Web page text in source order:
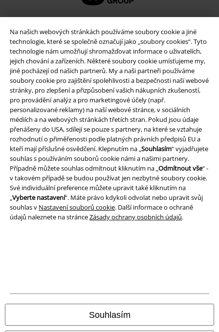
Na našich webových stránkách používáme soubory cookie a jiné
technologie, které se společně označují jako „soubory cookies“. Tyto
technologie nám umožňují shromažďovat informace o uživatelích,
jejich chování a zařízeních. Některé soubory cookie umísťujeme my,
jiné pocházejí od našich partnerů. My a naši partneři používáme
soubory cookie pro zajištění spolehlivosti a bezpečnosti naší webové
stránky, pro zlepšení a přizpůsobení vašich nákupních zkušeností,
pro provádění analýz a pro marketingové účely (např.
personalizované reklamy) na naší webové stránce, v sociálních
médiích a na webových stránkách třetích stran. Pokud jsou údaje
přenášeny do USA, sdílejí se pouze s partnery, na které se vztahuje
rozhodnutí o přiměřenosti podle platných právních předpisů EU a
kteří mají příslušné osvědčení. Klepnutím na „Souhlasím“ vyjadřujete
souhlas s používáním souborů cookie námi a našimi partnery.
Případně můžete souhlas odmítnout kliknutím na „Odmítnout vše“ -
v takovém případě se budou používat jen nezbytné soubory cookie.
Své individuální preference můžete upravit také kliknutím na
„Vyberte nastavení“. Máte právo kdykoli odvolat nebo upravit svůj
souhlas v Nastavení souborů cookie. Další informace o ochraně
údajů naleznete na stránceZásady ochrany osobních údajů.
Souhlasím
Právní informace
Podmínky
Prohlášení
Ochrana osobních údajů
Likvidace odpadu a ochrana životního prostředí
Prohlášení o shodě
Všechny ceny jsou včetně DPH, bezpoštovného a balného
© 1986-2026 EMP Merchandising